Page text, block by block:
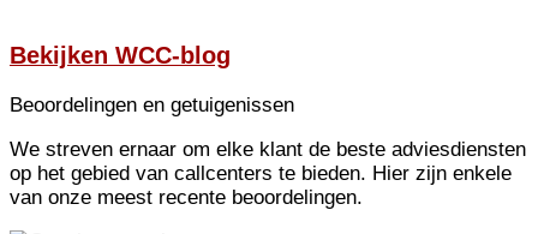
Bekijken WCC-blog
Beoordelingen en getuigenissen
We streven ernaar om elke klant de beste adviesdiensten
op het gebied van callcenters te bieden. Hier zijn enkele
van onze meest recente beoordelingen.